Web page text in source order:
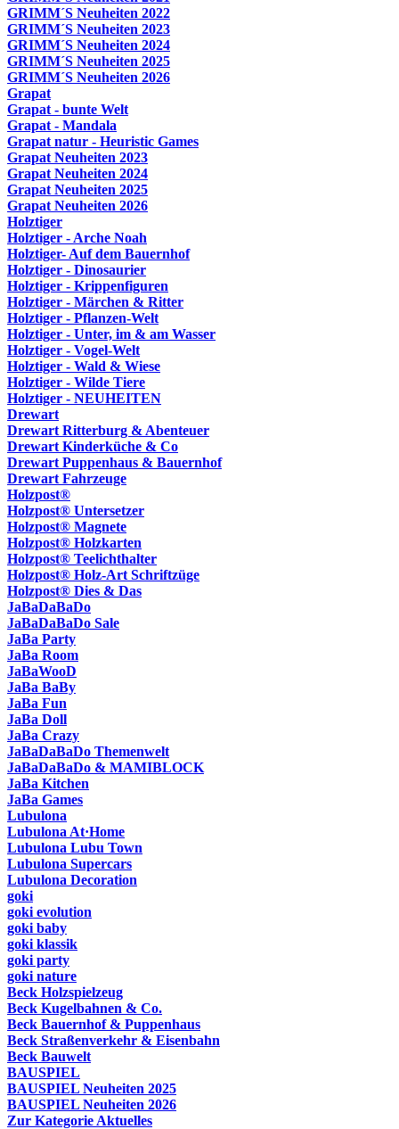
GRIMM´S Neuheiten 2022
GRIMM´S Neuheiten 2023
GRIMM´S Neuheiten 2024
GRIMM´S Neuheiten 2025
GRIMM´S Neuheiten 2026
Grapat
Grapat - bunte Welt
Grapat - Mandala
Grapat natur - Heuristic Games
Grapat Neuheiten 2023
Grapat Neuheiten 2024
Grapat Neuheiten 2025
Grapat Neuheiten 2026
Holztiger
Holztiger - Arche Noah
Holztiger- Auf dem Bauernhof
Holztiger - Dinosaurier
Holztiger - Krippenfiguren
Holztiger - Märchen & Ritter
Holztiger - Pflanzen-Welt
Holztiger - Unter, im & am Wasser
Holztiger - Vogel-Welt
Holztiger - Wald & Wiese
Holztiger - Wilde Tiere
Holztiger - NEUHEITEN
Drewart
Drewart Ritterburg & Abenteuer
Drewart Kinderküche & Co
Drewart Puppenhaus & Bauernhof
Drewart Fahrzeuge
Holzpost®
Holzpost® Untersetzer
Holzpost® Magnete
Holzpost® Holzkarten
Holzpost® Teelichthalter
Holzpost® Holz-Art Schriftzüge
Holzpost® Dies & Das
JaBaDaBaDo
JaBaDaBaDo Sale
JaBa Party
JaBa Room
JaBaWooD
JaBa BaBy
JaBa Fun
JaBa Doll
JaBa Crazy
JaBaDaBaDo Themenwelt
JaBaDaBaDo & MAMIBLOCK
JaBa Kitchen
JaBa Games
Lubulona
Lubulona At·Home
Lubulona Lubu Town
Lubulona Supercars
Lubulona Decoration
goki
goki evolution
goki baby
goki klassik
goki party
goki nature
Beck Holzspielzeug
Beck Kugelbahnen & Co.
Beck Bauernhof & Puppenhaus
Beck Straßenverkehr & Eisenbahn
Beck Bauwelt
BAUSPIEL
BAUSPIEL Neuheiten 2025
BAUSPIEL Neuheiten 2026
Zur Kategorie Aktuelles